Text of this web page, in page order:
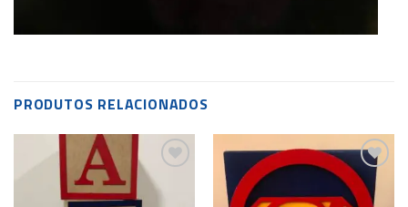
PRODUTOS RELACIONADOS
Add to
wishlist
Add to
wishlist